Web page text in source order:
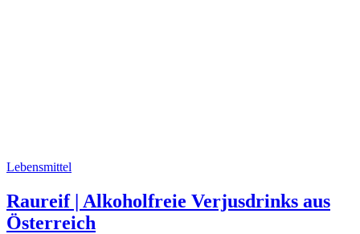
Lebensmittel
Raureif | Alkoholfreie Verjusdrinks aus
Österreich